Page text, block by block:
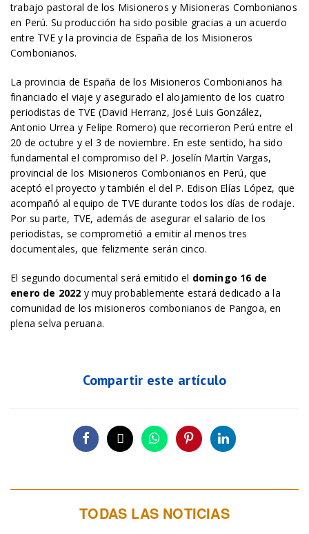
trabajo pastoral de los Misioneros y Misioneras Combonianos
en Perú. Su producción ha sido posible gracias a un acuerdo
entre TVE y la provincia de España de los Misioneros
Combonianos.
La provincia de España de los Misioneros Combonianos ha
financiado el viaje y asegurado el alojamiento de los cuatro
periodistas de TVE (David Herranz, José Luis González,
Antonio Urrea y Felipe Romero) que recorrieron Perú entre el
20 de octubre y el 3 de noviembre. En este sentido, ha sido
fundamental el compromiso del P. Joselín Martín Vargas,
provincial de los Misioneros Combonianos en Perú, que
aceptó el proyecto y también el del P. Edison Elías López, que
acompañó al equipo de TVE durante todos los días de rodaje.
Por su parte, TVE, además de asegurar el salario de los
periodistas, se comprometió a emitir al menos tres
documentales, que felizmente serán cinco.
El segundo documental será emitido el domingo 16 de
enero de 2022 y muy probablemente estará dedicado a la
comunidad de los misioneros combonianos de Pangoa, en
plena selva peruana.
Compartir este artículo
TODAS LAS NOTICIAS